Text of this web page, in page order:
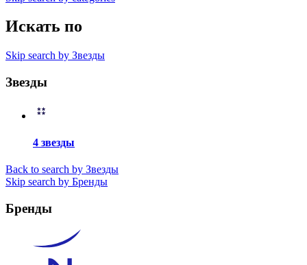
Искать по
Skip search by Звезды
Звезды
4 звезды
Back to search by Звезды
Skip search by Бренды
Бренды